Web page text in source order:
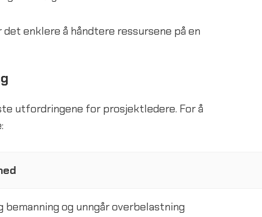
enklere å håndtere ressursene på en
utfordringene for prosjektledere. For å
bemanning og unngår overbelastning